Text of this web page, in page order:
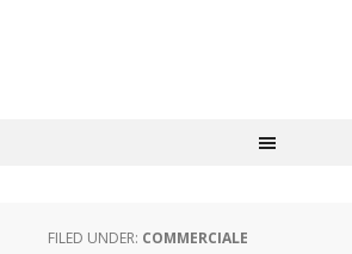
FILED UNDER: COMMERCIALE